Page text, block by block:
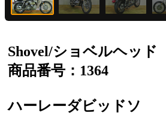
Shovel/ショベルヘッド
商品番号：1364
ハーレーダビッドソ